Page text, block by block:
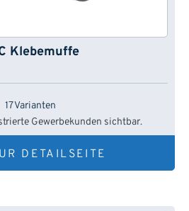
Klebemuffe
17 Varianten
Gewerbekunden sichtbar.
DETAILSEITE